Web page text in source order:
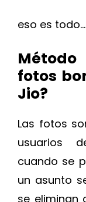
eso es todo…
Método
fotos
Jio?
Las fotos
usuarios
cuando se
un asunto
se eliminan